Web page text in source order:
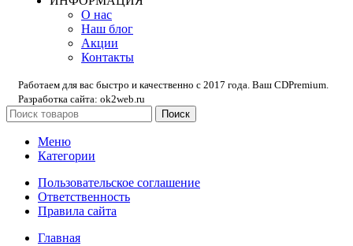
О нас
Наш блог
Акции
Контакты
Работаем для вас быстро и качественно с 2017 года. Ваш CDPremium.
Разработка сайта: ok2web.ru
Поиск
Меню
Категории
Пользовательское соглашение
Ответственность
Правила сайта
Главная